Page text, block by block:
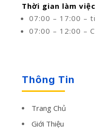
Thời gian làm
07:00 – 17:00 –
07:00 – 12:00 –
Thông Tin
Trang Chủ
Giới Thiệu